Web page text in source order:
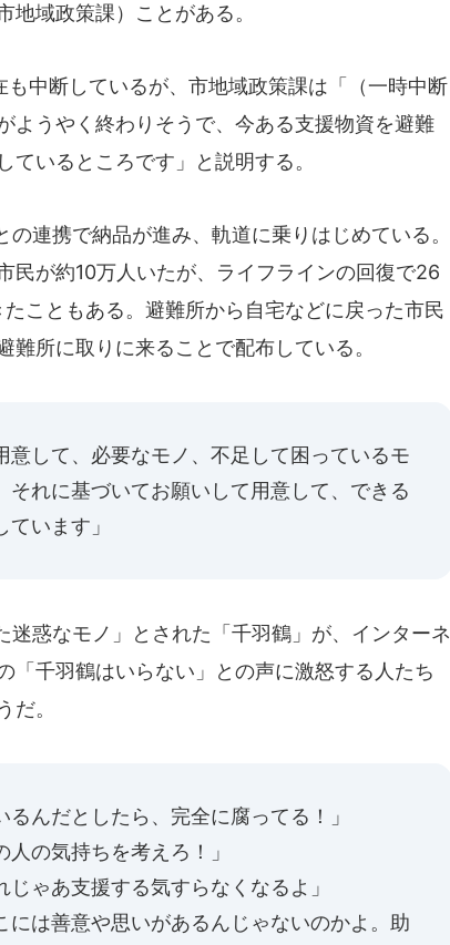
地域政策課）ことがある。
中断しているが、市地域政策課は「（一時中断
ようやく終わりそうで、今ある支援物資を避難
いるところです」と説明する。
連携で納品が進み、軌道に乗りはじめている。
民が約10万人いたが、ライフラインの回復で26
こともある。避難所から自宅などに戻った市民
所に取りに来ることで配布している。
意して、必要なモノ、不足して困っているモ
それに基づいてお願いして用意して、できる
います」
惑なモノ」とされた「千羽鶴」が、インターネ
「千羽鶴はいらない」との声に激怒する人たち
だ。
るんだとしたら、完全に腐ってる！」
人の気持ちを考えろ！」
ゃあ支援する気すらなくなるよ」
には善意や思いがあるんじゃないのかよ。助